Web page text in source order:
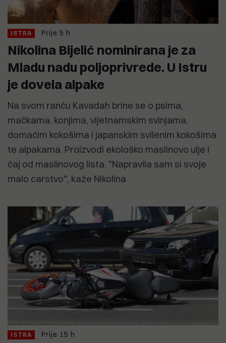
ISTRA Prije 5 h
Nikolina Bijelić nominirana je za
Mladu nadu poljoprivrede. U Istru
je dovela alpake
Na svom ranču Kavadah brine se o psima,
mačkama, konjima, vijetnamskim svinjama,
domaćim kokošima i japanskim svilenim kokošima
te alpakama. Proizvodi ekološko maslinovo ulje i
čaj od maslinovog lista. "Napravila sam si svoje
malo carstvo", kaže Nikolina
ISTRA Prije 15 h